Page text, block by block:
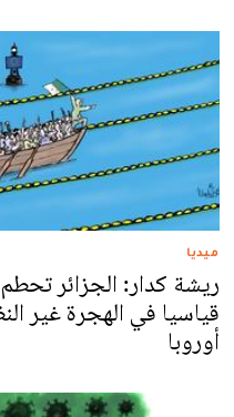
ميديا
ريشة كدار: الجزائر تحطم
قياسيا في الهجرة غير
أوروبا